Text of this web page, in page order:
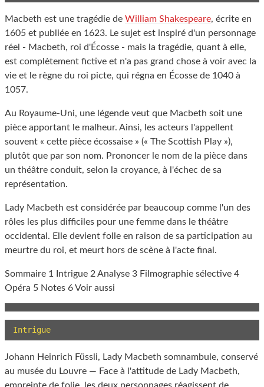
Macbeth est une tragédie de William Shakespeare, écrite en
1605 et publiée en 1623. Le sujet est inspiré d'un personnage
réel - Macbeth, roi d'Écosse - mais la tragédie, quant à elle,
est complètement fictive et n'a pas grand chose à voir avec la
vie et le règne du roi picte, qui régna en Écosse de 1040 à
1057.
Au Royaume-Uni, une légende veut que Macbeth soit une
pièce apportant le malheur. Ainsi, les acteurs l'appellent
souvent « cette pièce écossaise » (« The Scottish Play »),
plutôt que par son nom. Prononcer le nom de la pièce dans
un théâtre conduit, selon la croyance, à l'échec de sa
représentation.
Lady Macbeth est considérée par beaucoup comme l'un des
rôles les plus difficiles pour une femme dans le théâtre
occidental. Elle devient folle en raison de sa participation au
meurtre du roi, et meurt hors de scène à l'acte final.
Sommaire 1 Intrigue 2 Analyse 3 Filmographie sélective 4
Opéra 5 Notes 6 Voir aussi
Intrigue
Johann Heinrich Füssli, Lady Macbeth somnambule, conservé
au musée du Louvre — Face à l'attitude de Lady Macbeth,